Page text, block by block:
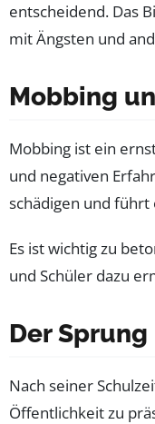
entscheidend. Das
mit Ängsten und
Mobbing
Mobbing ist ein
und negativen
schädigen und
Es ist wichtig zu
und Schüler dazu
Der
Nach seiner
Öffentlichkeit zu